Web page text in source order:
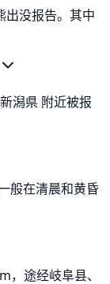
出没报告。其中
潟県 附近被报
般在清晨和黄昏
途经岐阜县、